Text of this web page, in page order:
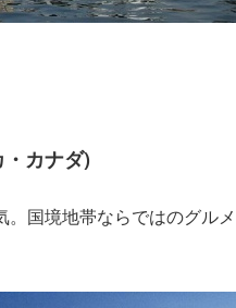
・カナダ)
国境地帯ならではのグルメ